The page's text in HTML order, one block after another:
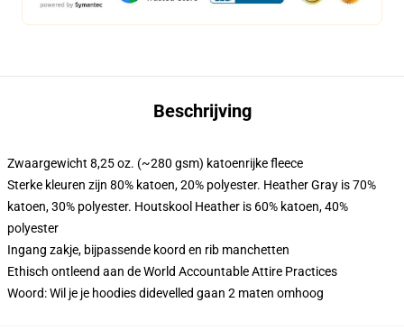
Beschrijving
Zwaargewicht 8,25 oz. (~280 gsm) katoenrijke fleece
Sterke kleuren zijn 80% katoen, 20% polyester. Heather Gray is 70%
katoen, 30% polyester. Houtskool Heather is 60% katoen, 40%
polyester
Ingang zakje, bijpassende koord en rib manchetten
Ethisch ontleend aan de World Accountable Attire Practices
Woord: Wil je je hoodies didevelled gaan 2 maten omhoog